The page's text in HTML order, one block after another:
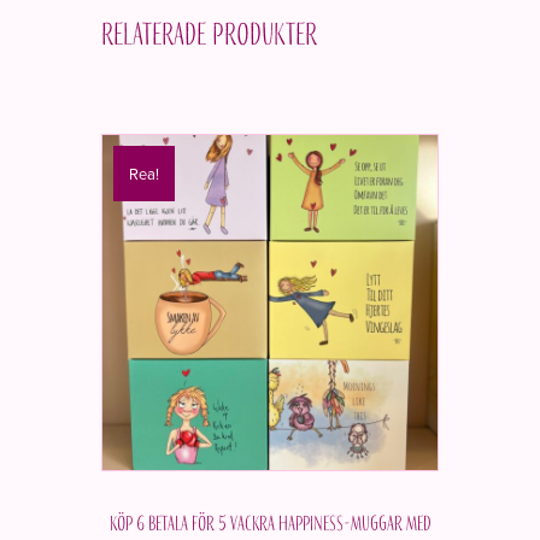
Relaterade produkter
Rea!
Köp 6 betala för 5 vackra Happiness-muggar med